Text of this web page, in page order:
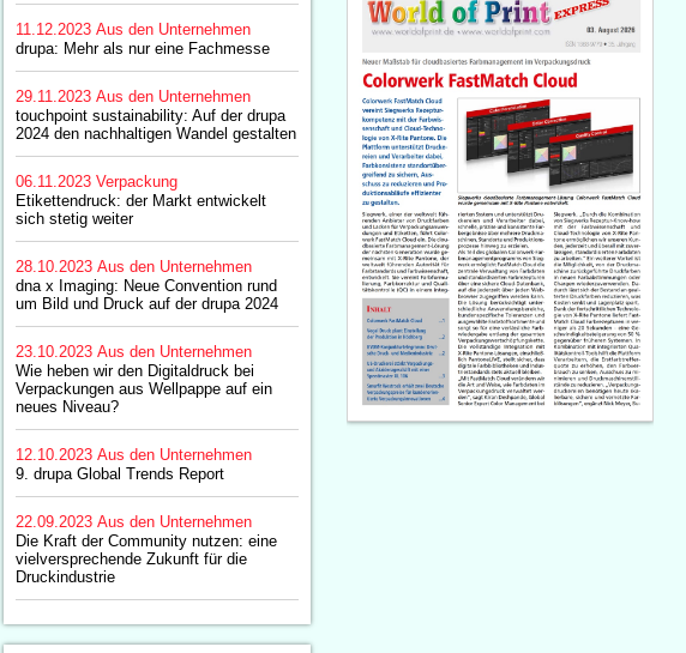
11.12.2023 Aus den Unternehmen
drupa: Mehr als nur eine Fachmesse
29.11.2023 Aus den Unternehmen
touchpoint sustainability: Auf der drupa
2024 den nachhaltigen Wandel gestalten
06.11.2023 Verpackung
Etikettendruck: der Markt entwickelt
sich stetig weiter
28.10.2023 Aus den Unternehmen
dna x Imaging: Neue Convention rund
um Bild und Druck auf der drupa 2024
23.10.2023 Aus den Unternehmen
Wie heben wir den Digitaldruck bei
Verpackungen aus Wellpappe auf ein
neues Niveau?
12.10.2023 Aus den Unternehmen
9. drupa Global Trends Report
22.09.2023 Aus den Unternehmen
Die Kraft der Community nutzen: eine
vielversprechende Zukunft für die
Druckindustrie